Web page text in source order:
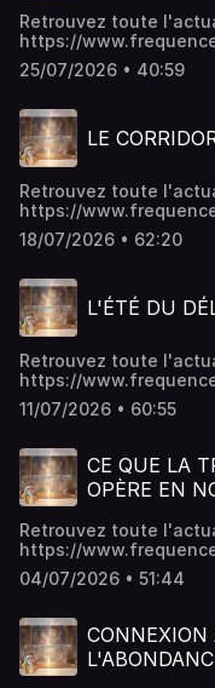
Retrouvez toute
https://
amis,Arwen de La
25/07/2026 • 40:59
LE
Retrouvez toute
https://
amis,Arwen de La
18/07/2026 • 62:20
L'ÉTÉ DU
Retrouvez toute
https://
amis,Arwen de La
11/07/2026 • 60:55
CE QUE LA
OPÈRE EN
Retrouvez toute
https://
amis,Arwen de La
04/07/2026 • 51:44
CONNEXION